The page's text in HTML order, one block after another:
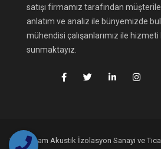
satışı firmamız tarafından
anlatım ve analiz ile bünyemizde
mühendisi çalışanlarımız ile
sunmaktayız.
Teknofoam Akustik İzolasyon Sanayi ve